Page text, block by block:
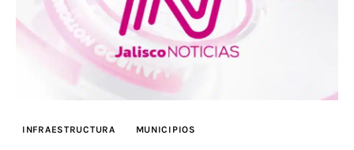
INFRAESTRUCTURA MUNICIPIOS